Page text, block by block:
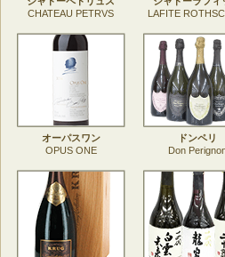
CHATEAU PETRVS
LAFITE
オーパスワン
OPUS ONE
ドンペリ
Don